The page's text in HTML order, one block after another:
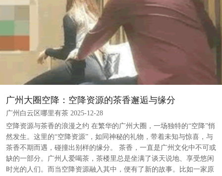
‌广州大圈空降‌：空降资源的茶香邂逅与缘分
广州白云区哪里有茶 2025-12-28
空降资源与茶香的浪漫之约 在繁华的广州大圈，一场独特的“空降”悄
然发生。这里的“空降资源”，如同神秘的礼物，带着未知与惊喜，与
茶香不期而遇，碰撞出别样的缘分。 茶香，一直是广州文化中不可或
缺的一部分。广州人爱喝茶，茶楼里总是坐满了谈天说地、享受悠闲
时光的人们。而当空降资源融入其中，便有了新的故事。比如一家原